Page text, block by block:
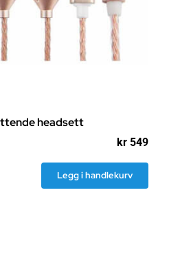
headsett
kr 549
Legg i handlekurv